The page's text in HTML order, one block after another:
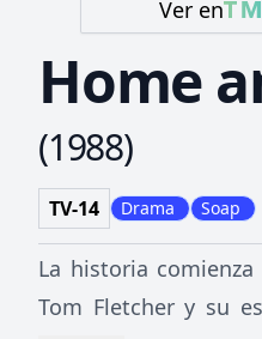
Ver en
Home
(1988)
TV-14 Drama Soap
La historia
Tom Fletcher y su